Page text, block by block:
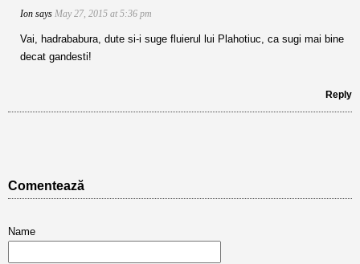
Ion says May 27, 2015 at 5:36 pm
Vai, hadrababura, dute si-i suge fluierul lui Plahotiuc, ca sugi mai bine
decat gandesti!
Reply
Comentează
Name